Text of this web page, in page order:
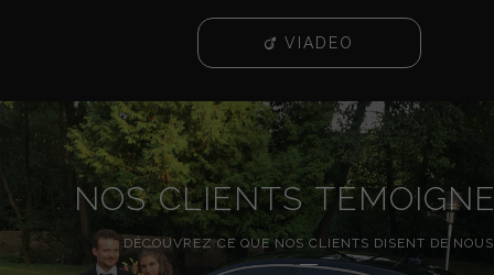
VIADEO
NOS CLIENTS
DÉCOUVREZ CE QUE NOS CLIENTS DISENT DE NOUS